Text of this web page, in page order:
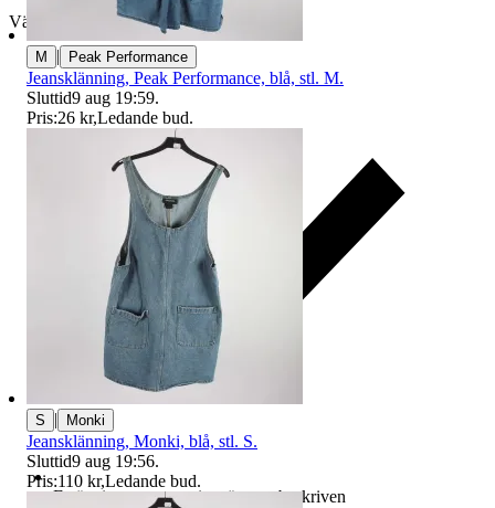
Välj till köparskydd
Ersättning om varan inte är som beskriven
M | Peak Performance
Jeansklänning, Peak Performance, blå, stl. M.
Sluttid9 aug 19:59.
Pris:26 kr,Ledande bud.
S | Monki
Jeansklänning, Monki, blå, stl. S.
Sluttid9 aug 19:56.
Pris:110 kr,Ledande bud.